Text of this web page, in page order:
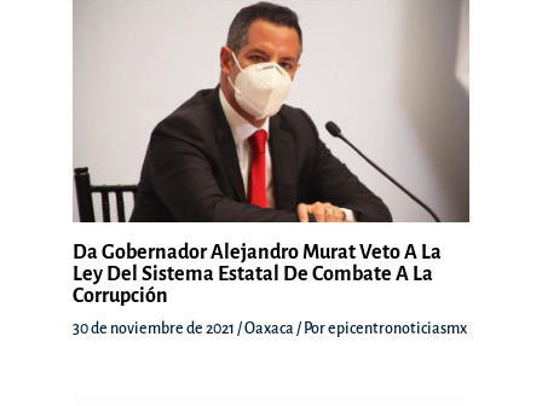
Da Gobernador Alejandro Murat Veto A La
Ley Del Sistema Estatal De Combate A La
Corrupción
30 de noviembre de 2021 /Oaxaca / Porepicentronoticiasmx